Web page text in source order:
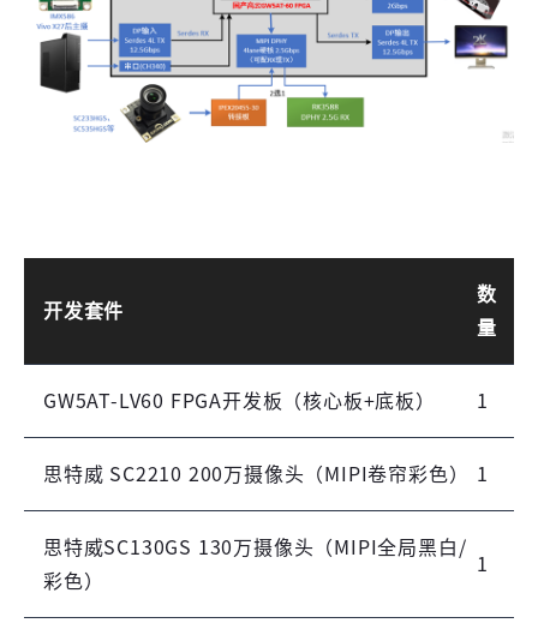
未注册手机登录时会自动创建新账号,我已阅读并
同意 服务协议 。
登录
开发套件
数
量
GW5AT-LV60 FPGA开发板（核心板+底板） 1
思特威 SC2210 200万摄像头（MIPI卷帘彩色） 1
思特威SC130GS 130万摄像头（MIPI全局黑白/
彩色）
1